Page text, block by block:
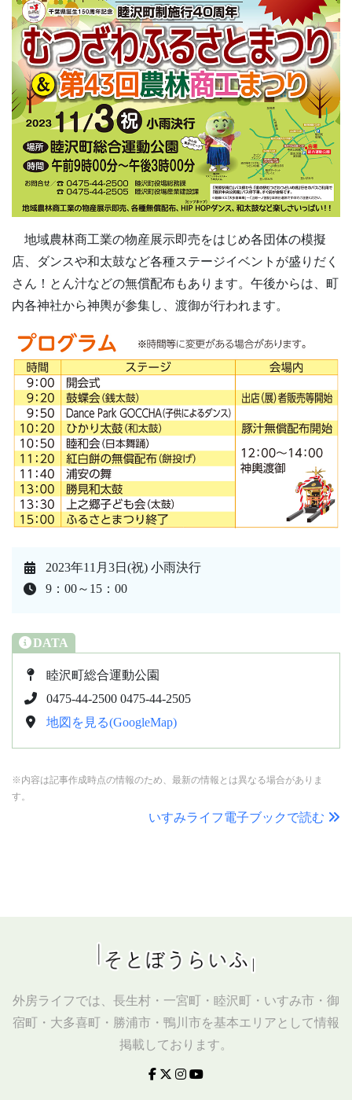
地域農林商工業の物産展示即売をはじめ各団体の模擬
店、ダンスや和太鼓など各種ステージイベントが盛りだく
さん！とん汁などの無償配布もあります。午後からは、町
内各神社から神輿が参集し、渡御が行われます。
2023年11月3日(祝) 小雨決行
9：00～15：00
DATA
睦沢町総合運動公園
0475-44-2500 0475-44-2505
地図を見る(GoogleMap)
※内容は記事作成時点の情報のため、最新の情報とは異なる場合がありま
す。
いすみライフ電子ブックで読む
外房ライフでは、長生村・一宮町・睦沢町・いすみ市・御
宿町・大多喜町・勝浦市・鴨川市を基本エリアとして情報
掲載しております。